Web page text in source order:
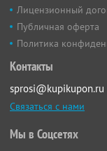
Лицензионный
Публичная оферта
Политика
Контакты
sprosi@kupikupon.ru
Связаться с нами
Мы в Соцсетях